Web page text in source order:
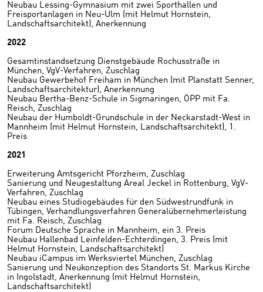
Neubau Lessing-Gymnasium mit zwei Sporthallen und
Freisportanlagen in Neu-Ulm (mit Helmut Hornstein,
Landschaftsarchitekt), Anerkennung
2022
Gesamtinstandsetzung Dienstgebäude Rochusstraße in
München, VgV-Verfahren, Zuschlag
Neubau Gewerbehof Freiham in München (mit Planstatt Senner,
Landschaftsarchitektur), Anerkennung
Neubau Bertha-Benz-Schule in Sigmaringen, ÖPP mit Fa.
Reisch, Zuschlag
Neubau der Humboldt-Grundschule in der Neckarstadt-West in
Mannheim (mit Helmut Hornstein, Landschaftsarchitekt), 1.
Preis
2021
Erweiterung Amtsgericht Pforzheim, Zuschlag
Sanierung und Neugestaltung Areal Jeckel in Rottenburg, VgV-
Verfahren, Zuschlag
Neubau eines Studiogebäudes für den Südwestrundfunk in
Tübingen, Verhandlungsverfahren Generalübernehmerleistung
mit Fa. Reisch, Zuschlag
Forum Deutsche Sprache in Mannheim, ein 3. Preis
Neubau Hallenbad Leinfelden-Echterdingen, 3. Preis (mit
Helmut Hornstein, Landschaftsarchitekt)
Neubau iCampus im Werksviertel München, Zuschlag
Sanierung und Neukonzeption des Standorts St. Markus Kirche
in Ingolstadt, Anerkennung (mit Helmut Hornstein,
Landschaftsarchitekt)